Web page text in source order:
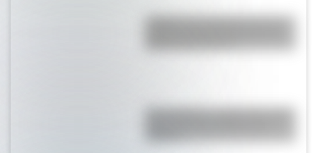
¿Sabías que Argentina tuvo la
San Cayetano: ¿quién fue y por